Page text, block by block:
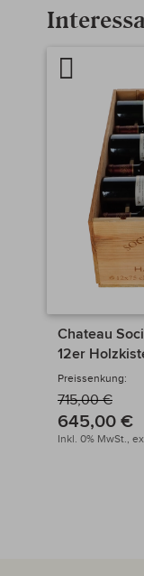
Chateau
12er
Preissenkung:
715,00 €
645,00 €
Inkl. 0% MwSt.,